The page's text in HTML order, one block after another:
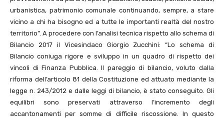
urbanistica, patrimonio comunale continuando, sempre, a stare
vicino a chi ha bisogno ed a tutte le importanti realtà del nostro
territorio”. A procedere con l’analisi tecnica rispetto allo schema di
Bilancio 2017 il Vicesindaco Giorgio Zucchini: “Lo schema di
Bilancio coniuga rigore e sviluppo in un quadro di rispetto dei
vincoli di Finanza Pubblica. Il pareggio di bilancio, voluto dalla
riforma dell’articolo 81 della Costituzione ed attuato mediante la
legge n. 243/2012 e dalle leggi di bilancio, è stato conseguito. Gli
equilibri sono preservati attraverso l’incremento degli
accantonamenti per somme di difficile riscossione. In questo